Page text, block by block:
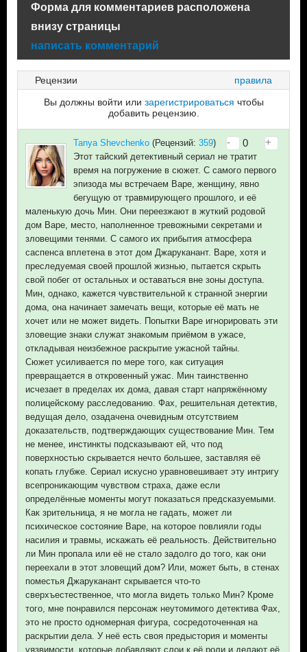
Форма для комментариев расположена
внизу страницы
написать комментарий
Рецензии
правила
Вы должны войти или зарегистрироваться чтобы
добавить рецензию.
- 0 +
Tanya Shevchenko (Рецензий: 359)
Этот тайский детективный сериал не тратит
время на погружение в сюжет. С самого первого
эпизода мы встречаем Варе, женщину, явно
бегущую от травмирующего прошлого, и её
маленькую дочь Мин. Они переезжают в жуткий родовой
дом Варе, место, наполненное тревожными секретами и
зловещими тенями. С самого их прибытия атмосфера
саспенса вплетена в этот дом Джаруканант. Варе, хотя и
преследуемая своей прошлой жизнью, пытается скрыть
свой побег от остальных и оставаться вне зоны доступа.
Мин, однако, кажется чувствительной к странной энергии
дома, она начинает замечать вещи, которые её мать не
хочет или не может видеть. Попытки Варе игнорировать эти
зловещие знаки служат знакомым приёмом в ужасе,
откладывая неизбежное раскрытие ужасной тайны.
Сюжет усиливается по мере того, как ситуация
превращается в откровенный ужас. Мин таинственно
исчезает в пределах их дома, давая старт напряжённому
полицейскому расследованию. Фах, решительная детектив,
ведущая дело, озадачена очевидным отсутствием
доказательств, подтверждающих существование Мин. Тем
не менее, инстинкты подсказывают ей, что под
поверхностью скрывается нечто большее, заставляя её
копать глубже. Сериал искусно уравновешивает эту интригу
всепроникающим чувством страха, даже если
определённые моменты могут показаться предсказуемыми.
Как зрительница, я не могла не гадать, может ли
психическое состояние Варе, на которое повлияли годы
насилия и травмы, искажать её реальность. Действительно
ли Мин пропала или её не стало задолго до того, как они
переехали в этот зловещий дом? Или, может быть, в стенах
поместья Джаруканант скрывается что-то
сверхъестественное, что могла видеть только Мин? Кроме
того, мне понравился персонаж неутомимого детектива Фах,
это не просто одномерная фигура, сосредоточенная на
раскрытии дела. У неё есть своя предыстория и моменты
уязвимости, которые добавляют слои к её роли и делают её